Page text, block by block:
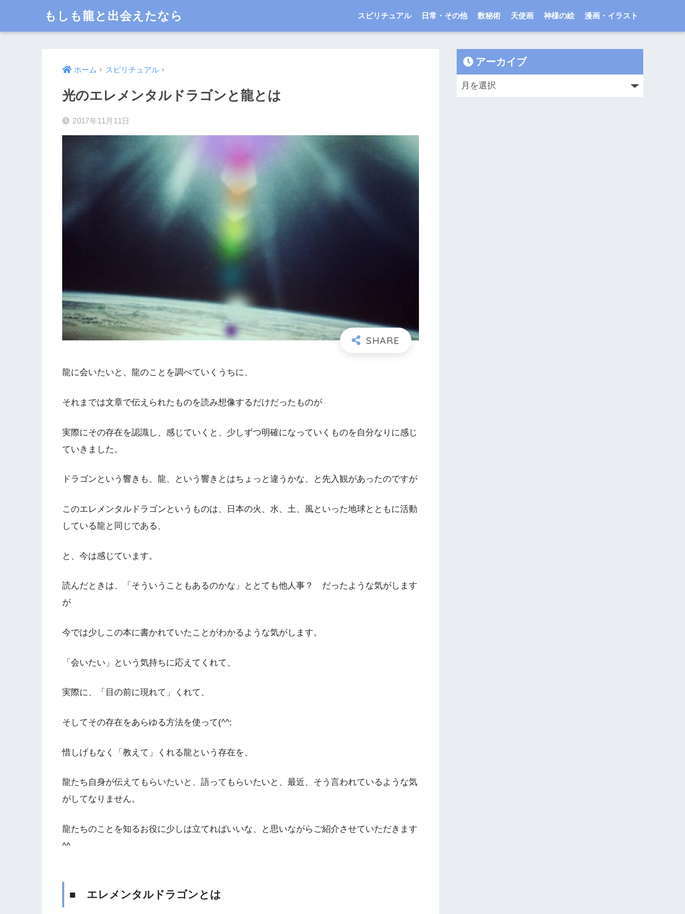
もしも龍と出会えたなら スピリチュアル 日常・その他 数秘術 天使画 神様の絵 漫画・イラスト
ホーム スピリチュアル
光のエレメンタルドラゴンと龍とは
2017年11月11日
龍に会いたいと、龍のことを調べていくうちに、
それまでは文章で伝えられたものを読み想像するだけだったものが
実際にその存在を認識し、感じていくと、少しずつ明確になっていくものを自分なりに感じ
ていきました。
ドラゴンという響きも、龍、という響きとはちょっと違うかな、と先入観があったのですが
このエレメンタルドラゴンというものは、日本の火、水、土、風といった地球とともに活動
している龍と同じである、
と、今は感じています。
読んだときは、「そういうこともあるのかな」ととても他人事？ だったような気がします
が
今では少しこの本に書かれていたことがわかるような気がします。
「会いたい」という気持ちに応えてくれて、
実際に、「目の前に現れて」くれて、
そしてその存在をあらゆる方法を使って(^^;
惜しげもなく「教えて」くれる龍という存在を、
龍たち自身が伝えてもらいたいと、語ってもらいたいと、最近、そう言われているような気
がしてなりません。
龍たちのことを知るお役に少しは立てればいいな、と思いながらご紹介させていただきます
^^
■ エレメンタルドラゴンとは
アーカイブ